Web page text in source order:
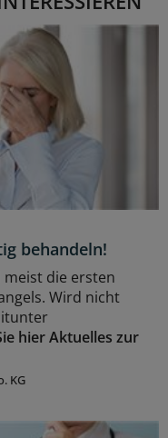
behandeln!
die ersten
Wird nicht
hier Aktuelles zur
KG